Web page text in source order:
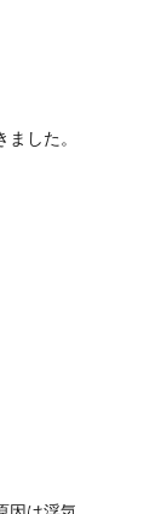
した。